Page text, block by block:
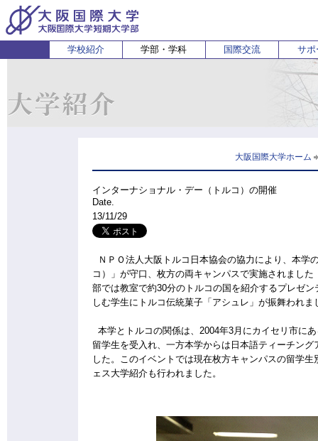
学校紹介 学部・学科
経営学科 国際
国際交流 サポ
卒業生
English
大阪国際大学ホーム
インターナショナル・デー（トルコ）の開催
Date.
13/11/29
ＮＰＯ法人大阪トルコ日本協会の協力により、本学
コ）」が守口、枚方の両キャンパスで実施されまし
部では教室で約30分のトルコの国を紹介するプレゼ
しむ学生にトルコ伝統菓子「アシュレ」が振舞われま
本学とトルコの関係は、2004年3月にカイセリ市に
留学生を受入れ、一方本学からは日本語ティーチン
した。このイベントでは現在枚方キャンパスの留学
ェス大学紹介も行われました。